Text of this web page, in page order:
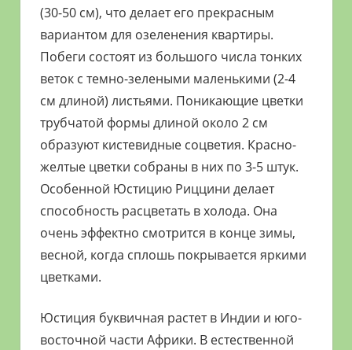
(30-50 см), что делает его прекрасным
вариантом для озеленения квартиры.
Побеги состоят из большого числа тонких
веток с темно-зелеными маленькими (2-4
см длиной) листьями. Поникающие цветки
трубчатой формы длиной около 2 см
образуют кистевидные соцветия. Красно-
желтые цветки собраны в них по 3-5 штук.
Особенной Юстицию Риццини делает
способность расцветать в холода. Она
очень эффектно смотрится в конце зимы,
весной, когда сплошь покрывается яркими
цветками.
Юстиция буквичная растет в Индии и юго-
восточной части Африки. В естественной